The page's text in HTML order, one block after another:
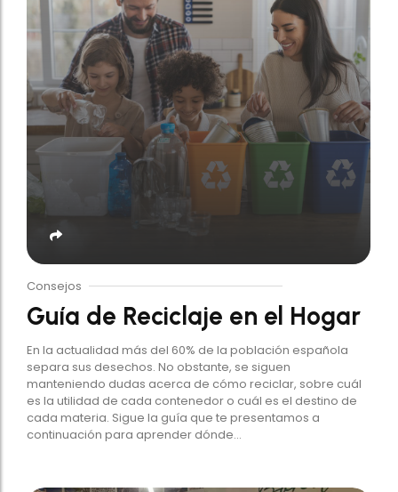
Consejos
Guía de Reciclaje en el Hogar
En la actualidad más del 60% de la población española
separa sus desechos. No obstante, se siguen
manteniendo dudas acerca de cómo reciclar, sobre cuál
es la utilidad de cada contenedor o cuál es el destino de
cada materia. Sigue la guía que te presentamos a
continuación para aprender dónde...